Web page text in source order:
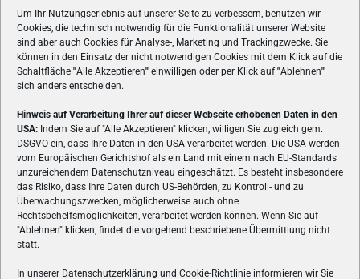
Um Ihr Nutzungserlebnis auf unserer Seite zu verbessern, benutzen wir
Cookies, die technisch notwendig für die Funktionalität unserer Website
sind aber auch Cookies für Analyse-, Marketing und Trackingzwecke. Sie
können in den Einsatz der nicht notwendigen Cookies mit dem Klick auf die
Schaltfläche "Alle Akzeptieren" einwilligen oder per Klick auf"Ablehnen"
sich anders entscheiden.
Hinweis auf Verarbeitung Ihrer auf dieser Webseite erhobenen Daten in den
USA: Indem Sie auf "Alle Akzeptieren" klicken, willigen Sie zugleich gem.
DSGVO ein, dass Ihre Daten in den USA verarbeitet werden. Die USA werden
vom Europäischen Gerichtshof als ein Land mit einem nach EU-Standards
unzureichendem Datenschutzniveau eingeschätzt. Es besteht insbesondere
das Risiko, dass Ihre Daten durch US-Behörden, zu Kontroll- und zu
Überwachungszwecken, möglicherweise auch ohne
Rechtsbehelfsmöglichkeiten, verarbeitet werden können. Wenn Sie auf
"Ablehnen" klicken, findet die vorgehend beschriebene Übermittlung nicht
statt.
In unserer Datenschutzerklärung und Cookie-Richtlinie informieren wir Sie
ÜBER UNS
VON GAMERN, FÜR GAMER! Gamers.at ist das älteste Online-
Spielemagazin Österreichs und bringt täglich aktuelle News,
Reviews und Videos zu PC- und Konsolenspielen, Gaming-
Hardware und aus der Welt des e-Sport's.